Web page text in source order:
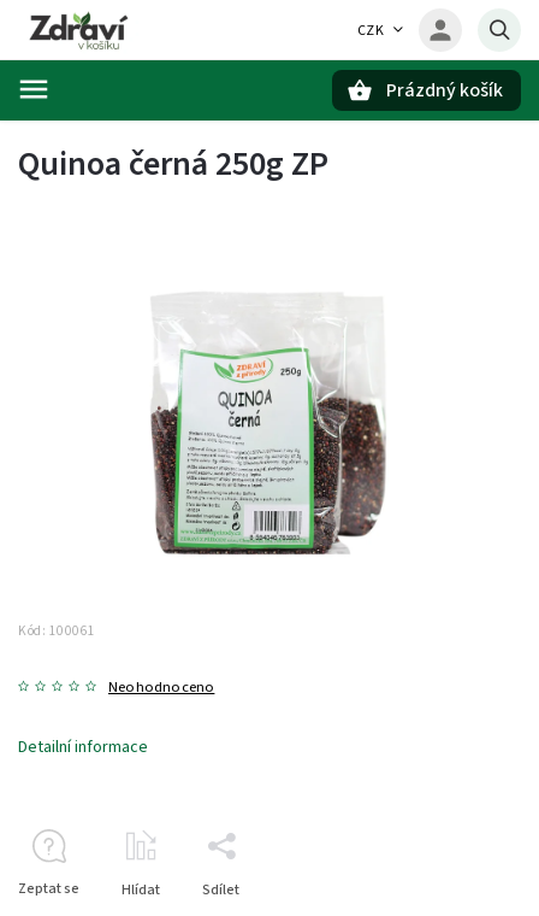
CZK
Prázdný košík
Quinoa černá 250g ZP
Kód: 100061
Neohodnoceno
Detailní informace
Zeptat se Hlídat Sdílet